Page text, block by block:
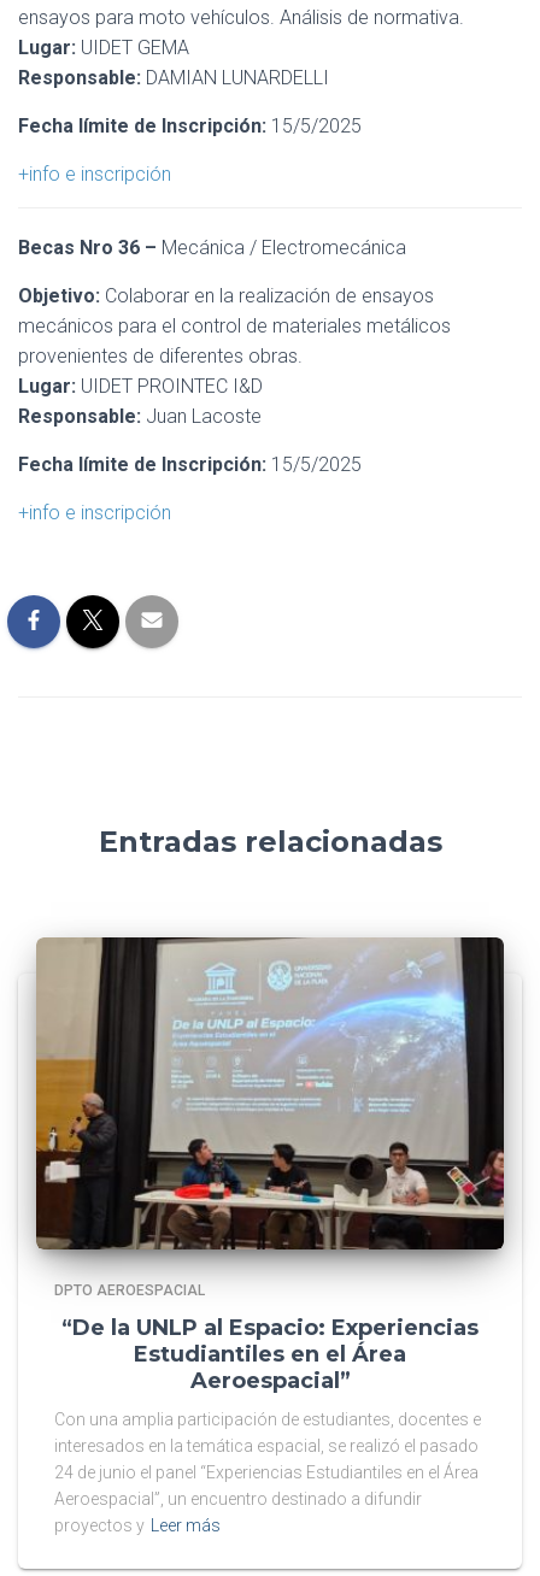
ensayos para moto vehículos. Análisis de normativa.
Lugar: UIDET GEMA
Responsable: DAMIAN LUNARDELLI
Fecha límite de Inscripción: 15/5/2025
+info e inscripción
Becas Nro 36 – Mecánica / Electromecánica
Objetivo: Colaborar en la realización de ensayos
mecánicos para el control de materiales metálicos
provenientes de diferentes obras.
Lugar: UIDET PROINTEC I&D
Responsable: Juan Lacoste
Fecha límite de Inscripción: 15/5/2025
+info e inscripción
Entradas relacionadas
DPTO AEROESPACIAL
“De la UNLP al Espacio: Experiencias
Estudiantiles en el Área
Aeroespacial”
Con una amplia participación de estudiantes, docentes e
interesados en la temática espacial, se realizó el pasado
24 de junio el panel “Experiencias Estudiantiles en el Área
Aeroespacial”, un encuentro destinado a difundir
proyectos y
Leer más